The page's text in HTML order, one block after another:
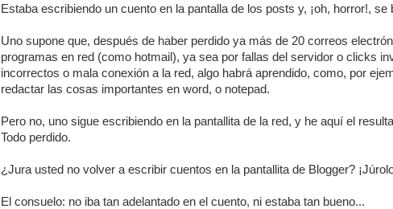
Estaba escribiendo un cuento en la pantalla de los posts y, ¡oh, horror!, se
Uno supone que, después de haber perdido ya más de 20 correos
programas en red (como hotmail), ya sea por fallas del servidor o clicks
incorrectos o mala conexión a la red, algo habrá aprendido, como, por
redactar las cosas importantes en word, o notepad.
Pero no, uno sigue escribiendo en la pantallita de la red, y he aquí el
Todo perdido.
¿Jura usted no volver a escribir cuentos en la pantallita de Blogger?
El consuelo: no iba tan adelantado en el cuento, ni estaba tan bueno...